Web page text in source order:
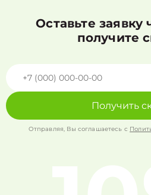
Оставьте заявку
получите
Получить
Отправляя, Вы соглашаетесь с